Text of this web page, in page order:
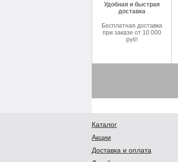
Удобная и быстрая
доставка
Бесплатная доставка
при заказе от 10 000
руб!
Каталог
Акции
Доставка и оплата